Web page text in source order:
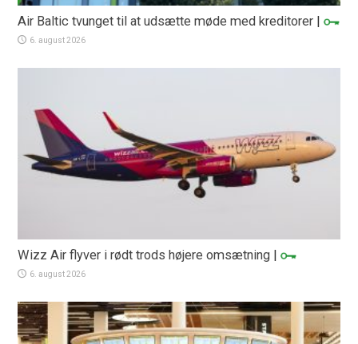
Air Baltic tvunget til at udsætte møde med kreditorer |
6. august 2026
Wizz Air flyver i rødt trods højere omsætning |
6. august 2026